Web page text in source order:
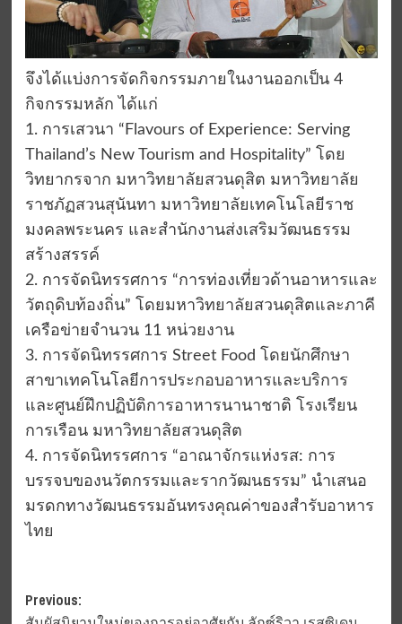
จึงได้แบ่งการจัดกิจกรรมภายในงานออกเป็น 4
กิจกรรมหลัก ได้แก่
1. การเสวนา “Flavours of Experience: Serving
Thailand’s New Tourism and Hospitality” โดย
วิทยากรจาก มหาวิทยาลัยสวนดุสิต มหาวิทยาลัย
ราชภัฏสวนสุนันทา มหาวิทยาลัยเทคโนโลยีราช
มงคลพระนคร และสำนักงานส่งเสริมวัฒนธรรม
สร้างสรรค์
2. การจัดนิทรรศการ “การท่องเที่ยวด้านอาหารและ
วัตถุดิบท้องถิ่น” โดยมหาวิทยาลัยสวนดุสิตและภาคี
เครือข่ายจำนวน 11 หน่วยงาน
3. การจัดนิทรรศการ Street Food โดยนักศึกษา
สาขาเทคโนโลยีการประกอบอาหารและบริการ
และศูนย์ฝึกปฏิบัติการอาหารนานาชาติ โรงเรียน
การเรือน มหาวิทยาลัยสวนดุสิต
4. การจัดนิทรรศการ “อาณาจักรแห่งรส: การ
บรรจบของนวัตกรรมและรากวัฒนธรรม” นำเสนอ
มรดกทางวัฒนธรรมอันทรงคุณค่าของสำรับอาหาร
ไทย
Post
Previous: